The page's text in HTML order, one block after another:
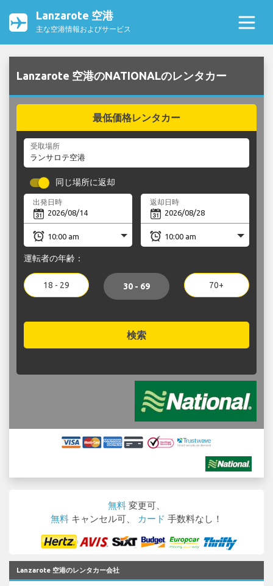
Lanzarote 空港
主な空港情報およびサービス
Lanzarote 空港のNATIONALのレンタカー
最低価格レンタカー
受取場所
同じ場所に返却
出発日時 返却日時
運転者の年齢：
18 - 29 30 - 69 70+
検索
無料 変更可、
無料 キャンセル可、 カード 手数料なし！
Lanzarote 空港のレンタカー会社